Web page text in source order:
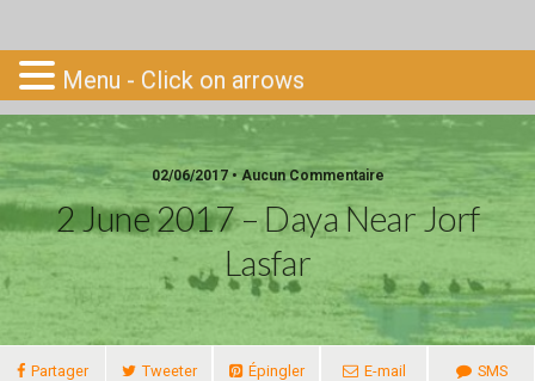
Go-South
02/06/2017 • Aucun Commentaire
2 June 2017 – Daya Near Jorf
Lasfar
Partager Tweeter Épingler E-mail SMS
Menu - Click on arrows